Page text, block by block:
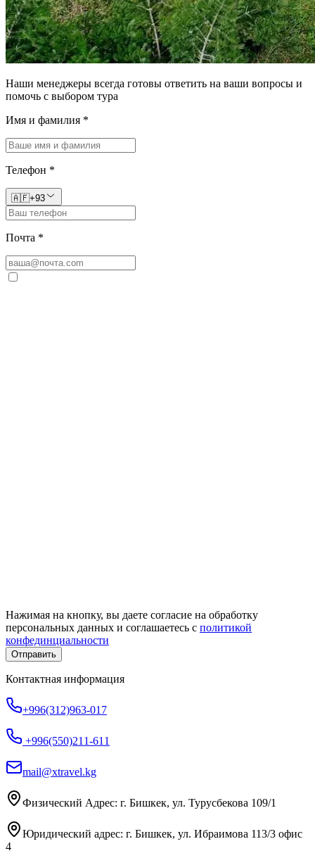
Наши менеджеры всегда готовы ответить на ваши вопросы и
помочь с выбором тура
Имя и фамилия *
Телефон *
🇦🇫+93
Почта *
Нажимая на кнопку, вы даете согласие на обработку
персональных данных и соглашаетесь c политикой
конфединциальности
Отправить
Контактная информация
+996(312)963-017
+996(550)211-611
mail@xtravel.kg
Физический Адрес: г. Бишкек, ул. Турусбекова 109/1
Юридический адрес: г. Бишкек, ул. Ибраимова 113/3 офис
4